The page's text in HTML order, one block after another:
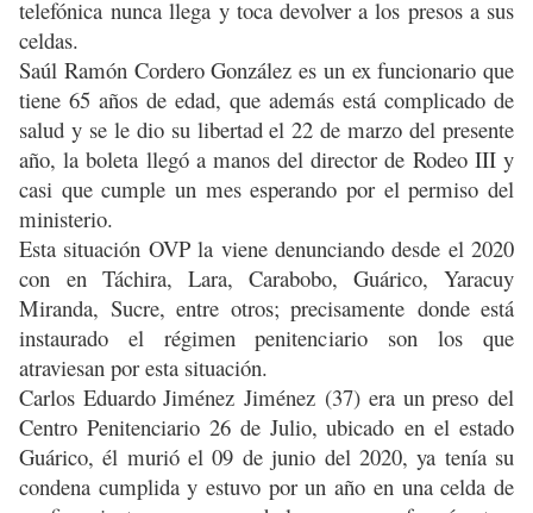
telefónica nunca llega y toca devolver a los presos a sus
celdas.
Saúl Ramón Cordero González es un ex funcionario que
tiene 65 años de edad, que además está complicado de
salud y se le dio su libertad el 22 de marzo del presente
año, la boleta llegó a manos del director de Rodeo III y
casi que cumple un mes esperando por el permiso del
ministerio.
Esta situación OVP la viene denunciando desde el 2020
con en Táchira, Lara, Carabobo, Guárico, Yaracuy
Miranda, Sucre, entre otros; precisamente donde está
instaurado el régimen penitenciario son los que
atraviesan por esta situación.
Carlos Eduardo Jiménez Jiménez (37) era un preso del
Centro Penitenciario 26 de Julio, ubicado en el estado
Guárico, él murió el 09 de junio del 2020, ya tenía su
condena cumplida y estuvo por un año en una celda de